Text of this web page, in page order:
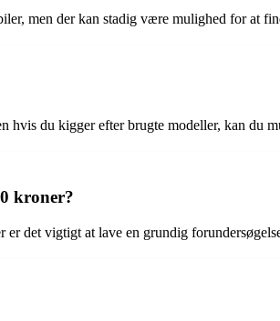
men der kan stadig være mulighed for at
du kigger efter brugte modeller, kan du
kroner?
det vigtigt at lave en grundig